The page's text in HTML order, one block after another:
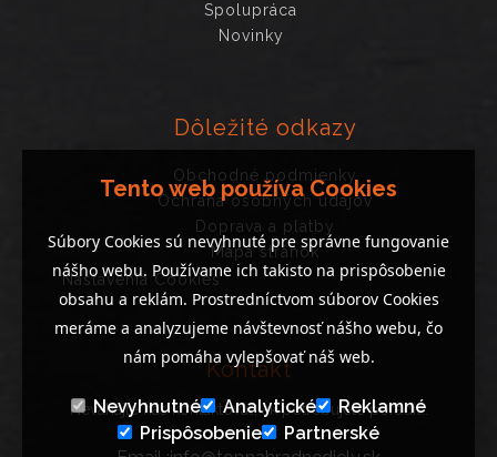
Spolupráca
Novinky
Dôležité odkazy
Obchodné podmienky
Ochrana osobných údajov
Doprava a platby
Mapa stránok
Nastavenia Cookies
Kontakt
Neváhajte nás kontaktovať, ak potrebujete poradiť..
Tento web používa Cookies
Súbory Cookies sú nevyhnuté pre správne fungovanie
nášho webu. Používame ich takisto na prispôsobenie
obsahu a reklám. Prostredníctvom súborov Cookies
meráme a analyzujeme návštevnosť nášho webu, čo
nám pomáha vylepšovať náš web.
Nevyhnutné Analytické
Reklamné
Prispôsobenie
Partnerské